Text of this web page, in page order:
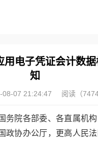
用电子凭证会计数
知
08-07 21:24:47 阅读（
务院各部委、各直属机
政协办公厅，更高人民